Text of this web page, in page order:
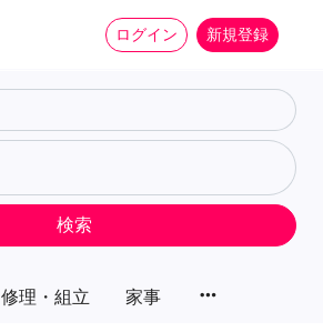
ログイン 新規登録
修理・組立 家事 more_horiz
検索